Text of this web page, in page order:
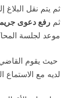
ثم يتم نقل البلاغ
ثم رفع دعوى
موعد لجلسة
حيث يقوم القاضي
لديه مع الاستماع